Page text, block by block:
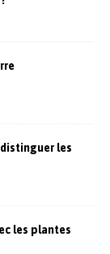
les
les plantes